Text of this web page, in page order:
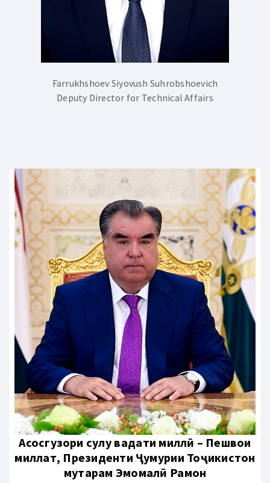
Farrukhshoev Siyovush Suhrobshoevich
Deputy Director for Technical Affairs
Aсосгузори сулҳу ваҳдати миллӣ – Пешвои
миллат, Президенти Ҷумҳурии Тоҷикистон
муҳтарам Эмомалӣ Раҳмон